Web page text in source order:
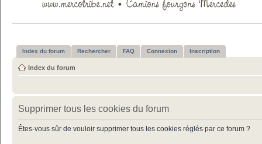
Index du forum Rechercher FAQ Connexion Inscription
Index du forum
Supprimer tous les cookies du forum
Êtes-vous sûr de vouloir supprimer tous les cookies réglés par ce forum ?